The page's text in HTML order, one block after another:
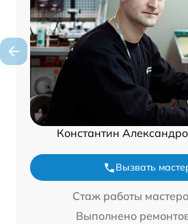
Константин
Вызвать
Стаж работы
Выполнено